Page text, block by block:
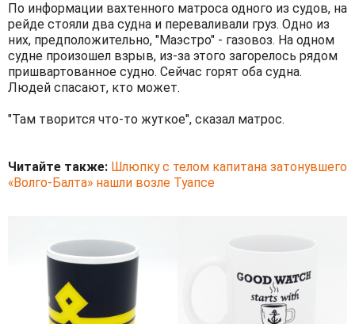
По информации вахтенного матроса одного из судов, на
рейде стояли два судна и переваливали груз. Одно из
них, предположительно, "Маэстро" - газовоз. На одном
судне произошел взрыв, из-за этого загорелось рядом
пришвартованное судно. Сейчас горят оба судна.
Людей спасают, кто может.
"Там творится что-то жуткое", сказал матрос.
Читайте также: Шлюпку с телом капитана затонувшего
«Волго-Балта» нашли возле Туапсе